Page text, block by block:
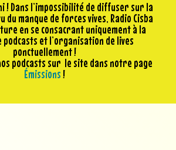
! Dans l’impossibilité de diffuser sur la
du manque de forces vives, Radio Cisba
en se consacrant uniquement à la
et l’organisation de lives
ponctuellement !
podcasts sur le site dans notre page
Émissions!